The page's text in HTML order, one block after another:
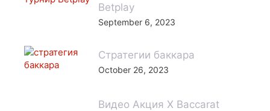
Betplay
September 6, 2023
Стратегии баккара
October 26, 2023
Видео Акция X Baccarat